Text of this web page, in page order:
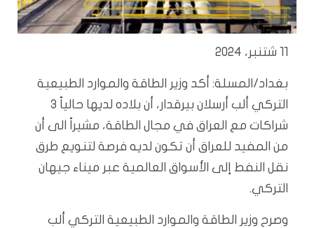
11 شتنبر، 2024
بغداد/المسلة: أكد وزير الطاقة والموارد الطبيعية
التركي ألب أرسلان بيرقدار، أن بلاده لديها حالياً 3
شراكات مع العراق في مجال الطاقة، مشيراً الى أن
من المفيد للعراق أن تكون لديه فرصة لتنويع طرق
نقل النفط إلى الأسواق العالمية عبر ميناء جيهان
التركي.
وصرح وزير الطاقة والموارد الطبيعية التركي ألب